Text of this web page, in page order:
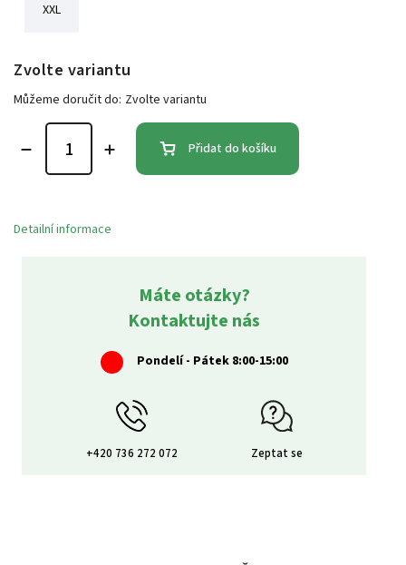
XXL
Zvolte variantu
Můžeme doručit do: Zvolte variantu
Přidat do košíku
Detailní informace
Máte otázky?
Kontaktujte nás
Pondelí - Pátek 8:00-15:00
+420 736 272 072 Zeptat se